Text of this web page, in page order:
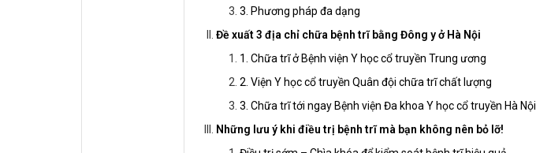
3. Phương pháp đa dạng
Đề xuất 3 địa chỉ chữa bệnh trĩ bằng Đông y ở Hà Nội
1. Chữa trĩ ở Bệnh viện Y học cổ truyền Trung ương
2. Viện Y học cổ truyền Quân đội chữa trĩ chất lượng
3. Chữa trĩ tới ngay Bệnh viện Đa khoa Y học cổ truyền Hà Nội
Những lưu ý khi điều trị bệnh trĩ mà bạn không nên bỏ lỡ!